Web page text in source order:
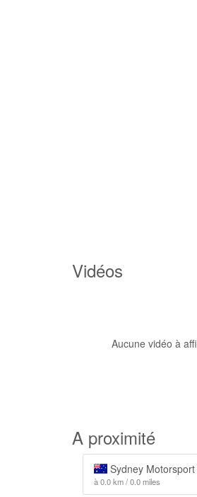
Vidéos
Aucune vidéo à
A proximité
Sydney
à 0.0 km / 0.0 miles